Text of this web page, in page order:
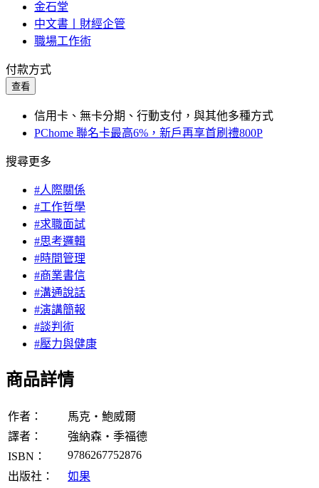
金石堂
中文書丨財經企管
職場工作術
付款方式
查看
信用卡、無卡分期、行動支付，與其他多種方式
PChome 聯名卡最高6%，新戶再享首刷禮800P
搜尋更多
#人際關係
#工作哲學
#求職面試
#思考邏輯
#時間管理
#商業書信
#溝通說話
#演講簡報
#談判術
#壓力與健康
商品詳情
作者：
馬克‧鮑威爾
譯者：
強納森‧季福德
ISBN：
9786267752876
出版社：
如果